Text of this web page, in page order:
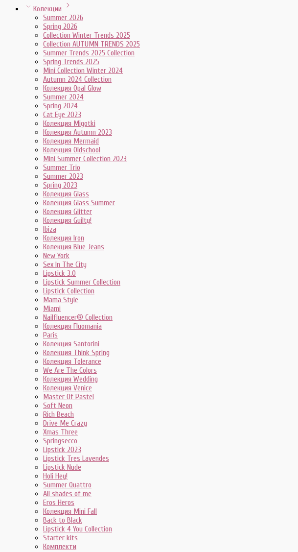
Колекции
Summer 2026
Spring 2026
Collection Winter Trends 2025
Collection AUTUMN TRENDS 2025
Summer Trends 2025 Collection
Spring Trends 2025
Mini Collection Winter 2024
Autumn 2024 Collection
Колекция Opal Glow
Summer 2024
Spring 2024
Cat Eye 2023
Колекция Migotki
Колекция Autumn 2023
Колекция Mermaid
Колекция Oldschool
Mini Summer Collection 2023
Summer Trio
Summer 2023
Spring 2023
Колекция Glass
Колекция Glass Summer
Колекция Glitter
Колекция Guilty!
Ibiza
Колекция Iron
Колекция Blue Jeans
New York
Sex In The City
Lipstick 3.0
Lipstick Summer Collection
Lipstick Collection
Mama Style
Miami
Nailfluencer® Collection
Колекция Fluomania
Paris
Колекция Santorini
Колекция Think Spring
Колекция Tolerance
We Are The Colors
Колекция Wedding
Колекция Venice
Master Of Pastel
Soft Neon
Rich Beach
Drive Me Crazy
Xmas Three
Springsecco
Lipstick 2023
Lipstick Tres Lavendes
Lipstick Nude
Holi Hey!
Summer Quattro
All shades of me
Eros Heros
Колекция Mini Fall
Back to Black
Lipstick 4 You Collection
Starter kits
Комплекти